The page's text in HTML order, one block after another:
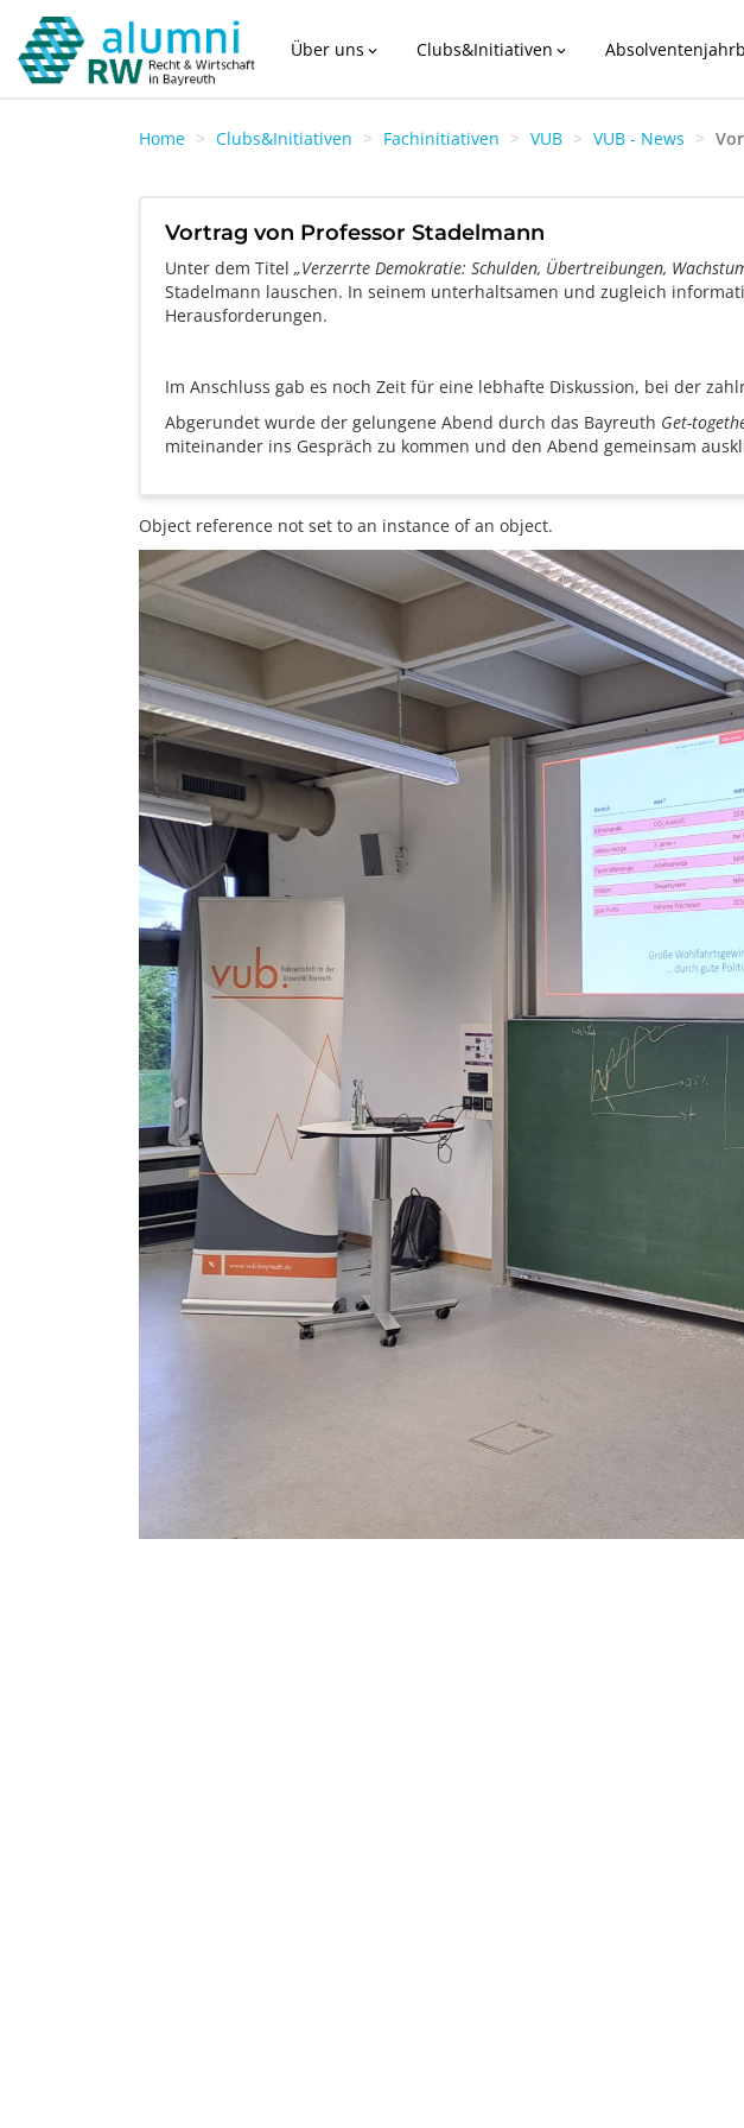
Über uns expand_more Clubs&Initiativen expand_more
Home Clubs&Initiativen Fachinitiativen VUB VUB - News
Vortrag von Professor Stadelmann
Unter dem Titel „Verzerrte Demokratie: Schulden, Übertreibungen,
Stadelmann lauschen. In seinem unterhaltsamen und zugleich
Herausforderungen.
Im Anschluss gab es noch Zeit für eine lebhafte Diskussion, bei der
Abgerundet wurde der gelungene Abend durch das Bayreuth Get-
miteinander ins Gespräch zu kommen und den Abend gemeinsam
Object reference not set to an instance of an object.